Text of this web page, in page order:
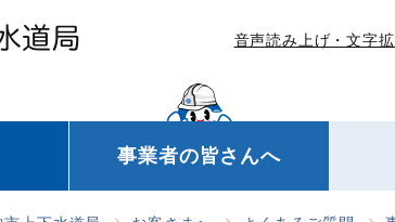
音声読み上げ・文字
事業者の皆さんへ